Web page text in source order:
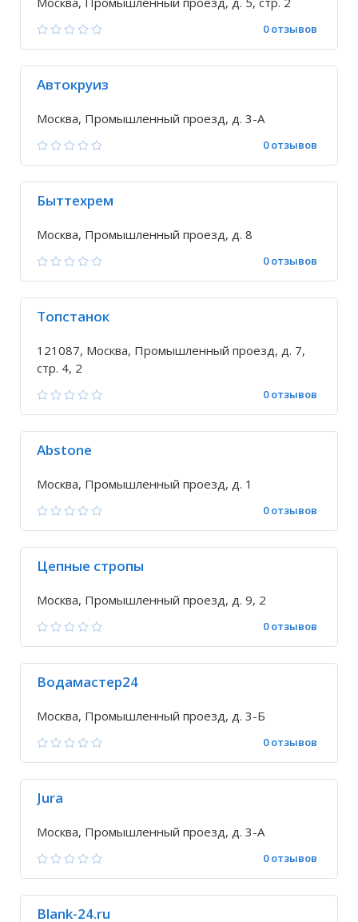
0 отзывов
Автокруиз
Москва, Промышленный проезд, д. 3-А
0 отзывов
Быттехрем
Москва, Промышленный проезд, д. 8
0 отзывов
Топстанок
121087, Москва, Промышленный проезд, д. 7,
стр. 4, 2
0 отзывов
Abstone
Москва, Промышленный проезд, д. 1
0 отзывов
Цепные стропы
Москва, Промышленный проезд, д. 9, 2
0 отзывов
Водамастер24
Москва, Промышленный проезд, д. 3-Б
0 отзывов
Jura
Москва, Промышленный проезд, д. 3-А
0 отзывов
Blank-24.ru